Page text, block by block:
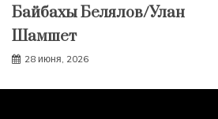
Байбахы Белялов/Улан
Шамшет
28 июня, 2026